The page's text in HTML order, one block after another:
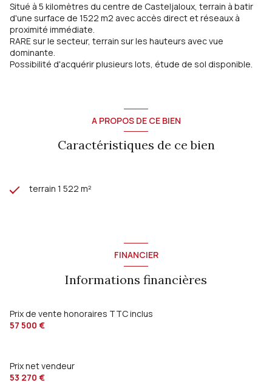
Situé à 5 kilomètres du centre de Casteljaloux, terrain à batir
d'une surface de 1522 m2 avec accès direct et réseaux à
proximité immédiate.
RARE sur le secteur, terrain sur les hauteurs avec vue
dominante.
Possibilité d'acquérir plusieurs lots, étude de sol disponible.
A PROPOS DE CE BIEN
Caractéristiques de ce bien
terrain 1 522 m²
FINANCIER
Informations financières
Prix de vente honoraires TTC inclus
57 500 €
Prix net vendeur
53 270 €